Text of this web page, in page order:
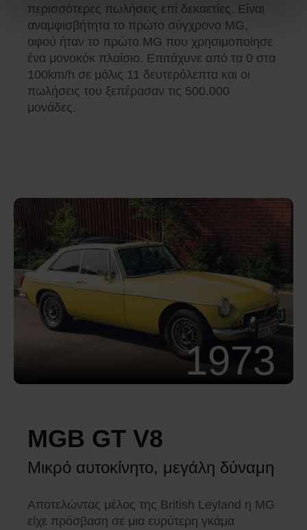
περισσότερες πωλήσεις επί δεκαετίες. Είναι
αναμφισβήτητα το πρώτο σύγχρονο MG,
αφού ήταν το πρώτο MG που χρησιμοποίησε
ένα μονοκόκ πλαίσιο. Επιτάχυνε από τα 0 στα
100km/h σε μόλις 11 δευτερόλεπτα και οι
πωλήσεις του ξεπέρασαν τις 500.000
μονάδες.
1973
MGB GT V8
Μικρό αυτοκίνητο, μεγάλη δύναμη
Αποτελώντας μέλος της British Leyland η MG
είχε πρόσβαση σε μια ευρύτερη γκάμα